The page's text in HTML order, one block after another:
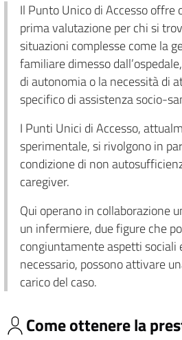
Il Punto Unico di Accesso
prima valutazione per chi si
situazioni complesse come la
familiare dimesso
di autonomia o la necessità di
specifico di assistenza socio-
I Punti Unici di Accesso,
sperimentale, si rivolgono in
condizione di non
caregiver.
Qui operano in collaborazione
un infermiere, due figure che
congiuntamente aspetti sociali
necessario, possono attivare
carico del caso.
Come ottenere la